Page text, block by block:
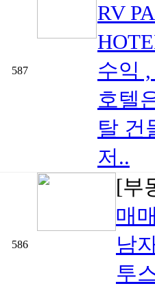
587
RV
수익
호텔
탈 건
저..
586
[부
매
남
투